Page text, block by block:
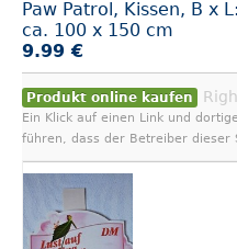
Paw Patrol, Kissen, B x
ca. 100 x 150 cm
9.99 €
Produkt online kaufen
Ein Klick auf einen Link und
führen, dass der Betreiber dieser